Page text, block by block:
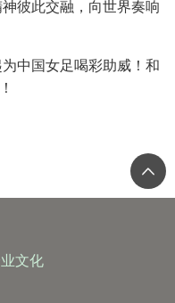
彼此交融，向世界奏响
中国女足喝彩助威！和
文化